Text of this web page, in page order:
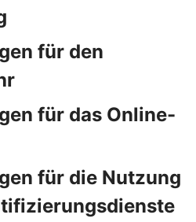
für den
für das Online-
für die Nutzung